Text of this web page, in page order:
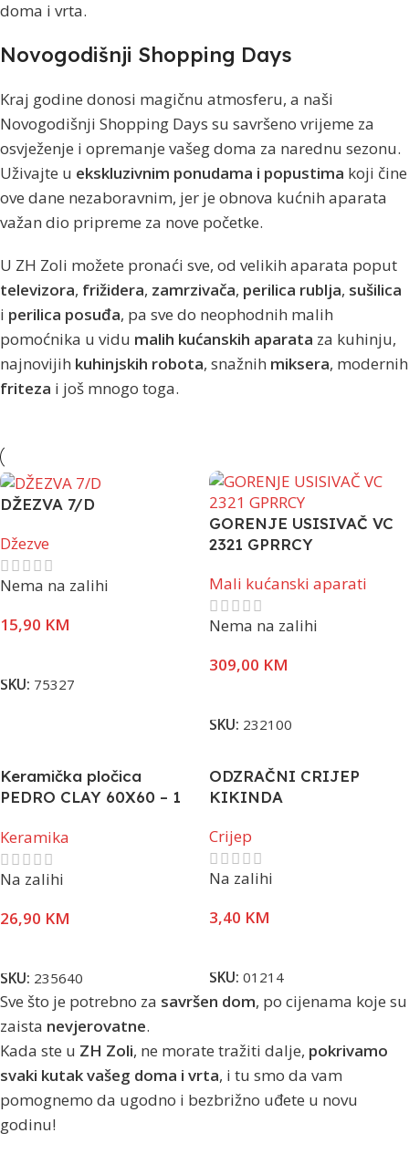
doma i vrta.
Novogodišnji Shopping Days
Kraj godine donosi magičnu atmosferu, a naši
Novogodišnji Shopping Days su savršeno vrijeme za
osvježenje i opremanje vašeg doma za narednu sezonu.
Uživajte u ekskluzivnim ponudama i popustima koji čine
ove dane nezaboravnim, jer je obnova kućnih aparata
važan dio pripreme za nove početke.
U ZH Zoli možete pronaći sve, od velikih aparata poput
televizora, frižidera, zamrzivača, perilica rublja, sušilica
i perilica posuđa, pa sve do neophodnih malih
pomoćnika u vidu malih kućanskih aparata za kuhinju,
najnovijih kuhinjskih robota, snažnih miksera, modernih
friteza i još mnogo toga.
DŽEZVA 7/D
Džezve
Nema na zalihi
15,90 KM
SKU: 75327
GORENJE USISIVAČ VC
2321 GPRRCY
Mali kućanski aparati
Nema na zalihi
309,00 KM
SKU: 232100
Keramička pločica
PEDRO CLAY 60X60 – 1
Keramika
Na zalihi
26,90 KM
SKU: 235640
ODZRAČNI CRIJEP
KIKINDA
Crijep
Na zalihi
3,40 KM
SKU: 01214
Sve što je potrebno za savršen dom, po cijenama koje su
zaista nevjerovatne.
Kada ste u ZH Zoli, ne morate tražiti dalje, pokrivamo
svaki kutak vašeg doma i vrta, i tu smo da vam
pomognemo da ugodno i bezbrižno uđete u novu
godinu!